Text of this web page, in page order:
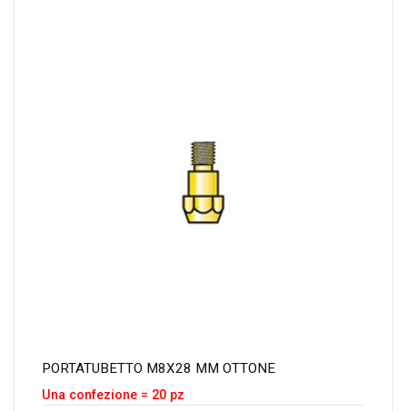
PORTATUBETTO M8X28 MM OTTONE
Una confezione = 20 pz